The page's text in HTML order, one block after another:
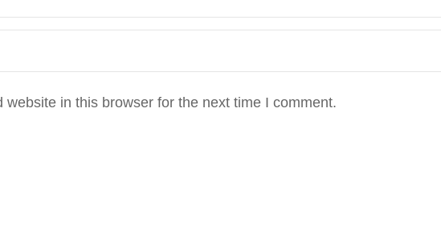
website in this browser for the next time I comment.